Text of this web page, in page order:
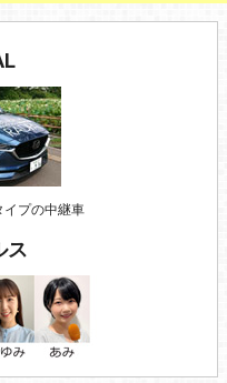
イプの中継車
ス